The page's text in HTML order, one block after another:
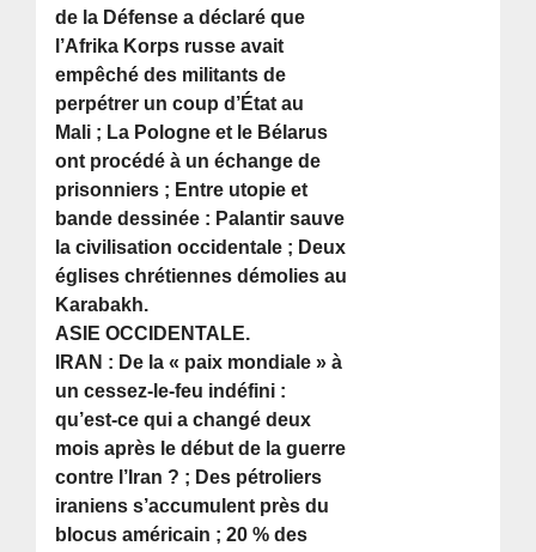
de la Défense a déclaré que
l’Afrika Korps russe avait
empêché des militants de
perpétrer un coup d’État au
Mali ; La Pologne et le Bélarus
ont procédé à un échange de
prisonniers ; Entre utopie et
bande dessinée : Palantir sauve
la civilisation occidentale ; Deux
églises chrétiennes démolies au
Karabakh.
ASIE OCCIDENTALE.
IRAN : De la « paix mondiale » à
un cessez-le-feu indéfini :
qu’est-ce qui a changé deux
mois après le début de la guerre
contre l’Iran ? ; Des pétroliers
iraniens s’accumulent près du
blocus américain ; 20 % des